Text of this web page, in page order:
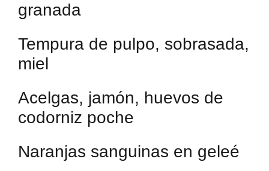
granada
Tempura de pulpo, sobrasada,
miel
Acelgas, jamón, huevos de
codorniz poche
Naranjas sanguinas en geleé